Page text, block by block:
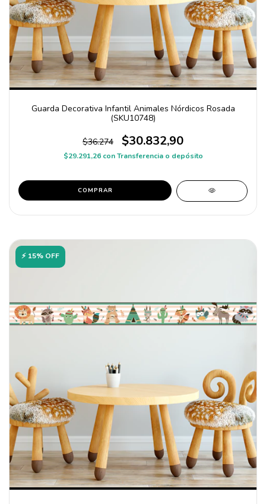
Guarda Decorativa Infantil Animales Nórdicos Rosada
(SKU10748)
$36.274 $30.832,90
$29.291,26 con Transferencia o depósito
COMPRAR
⚡ 15% OFF